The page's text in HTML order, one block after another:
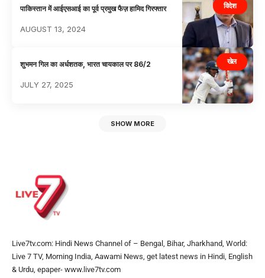
विदेश
पाकिस्तान में आईएसआई का पूर्व प्रमुख फैज़ हामिद गिरफ्तार
AUGUST 13, 2024
खेल
शुभमन गिल का अर्धशतक, भारत चायकाल पर 86/2
JULY 27, 2025
SHOW MORE
Live7tv.com: Hindi News Channel of – Bengal, Bihar, Jharkhand, World:
Live 7 TV, Morning India, Aawami News, get latest news in Hindi, English
& Urdu, epaper- www.live7tv.com